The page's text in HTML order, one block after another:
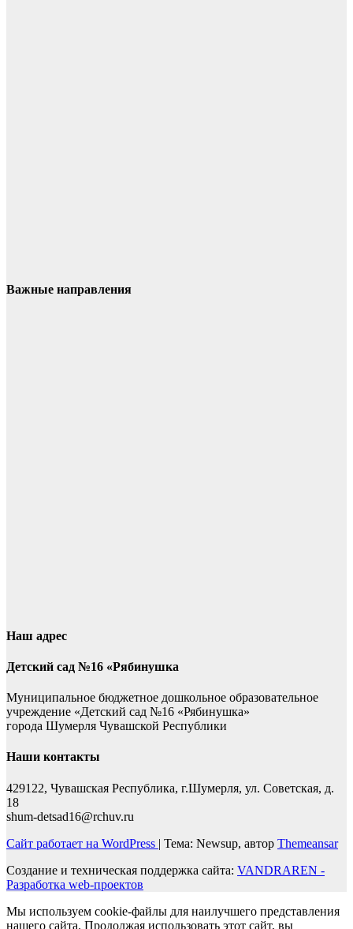
Важные направления
Наш адрес
Детский сад №16 «Рябинушка
Муниципальное бюджетное дошкольное образовательное
учреждение «Детский сад №16 «Рябинушка»
города Шумерля Чувашской Республики
Наши контакты
429122, Чувашская Республика, г.Шумерля, ул. Советская, д.
18
shum-detsad16@rchuv.ru
Сайт работает на WordPress | Тема: Newsup, автор Themeansar
Создание и техническая поддержка сайта: VANDRAREN -
Разработка web-проектов
Мы используем cookie-файлы для наилучшего представления
нашего сайта. Продолжая использовать этот сайт, вы